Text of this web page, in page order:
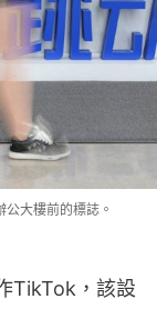
大樓前的標誌。
TikTok，該設